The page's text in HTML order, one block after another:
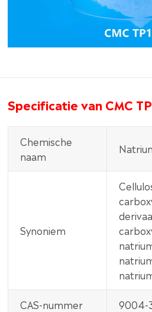
Specificatie van CMC
Chemische
naam
Synoniem
CAS-nummer 9004-